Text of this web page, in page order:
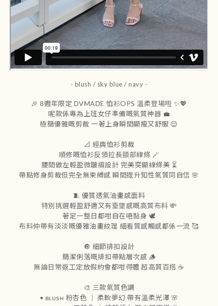
- blush / sky blue / navy -
🎉 8週年限定 DVMADE 恤衫OPS 溫柔登場啦 ✨💖
呢款係專為上班女仔準備嘅氣質神器 💼
極簡優雅嘅剪裁 一著上身瞬間顯瘦又舒服 😌
📐 經典恤衫剪裁
順修嘅恤衫反領拉長頸部線條 🪄
腰間做左輕盈微皺褶設計 完美突顯線條美 ⏳
帶點修身剪裁但完全無束縛感 瞬間提升知性氣質同自信 🌸
🧵 優質透氣油畫感面料
特別挑選輕盈舒適又有垂墜感嘅高質布料 💸
著足一整日都咁自在唔黏身 🕊️
布料仲帶有淡淡嘅優雅油畫紋理 細看質感觸感都係一流 🥰
🔘 細節排扣設計
簡潔俐落嘅排扣帶點層次感 🪵
無論日常返工定放假約會都咁得體 超高質百搭 ☕️
🎨 三款氣質色調
• ʙʟᴜsʜ 粉杏色 ｜ 柔軟夢幻 帶有溫柔光澤 🌸